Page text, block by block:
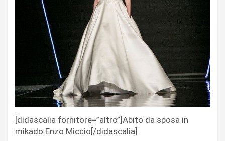
[didascalia fornitore=”altro”]Abito da sposa in
mikado Enzo Miccio[/didascalia]